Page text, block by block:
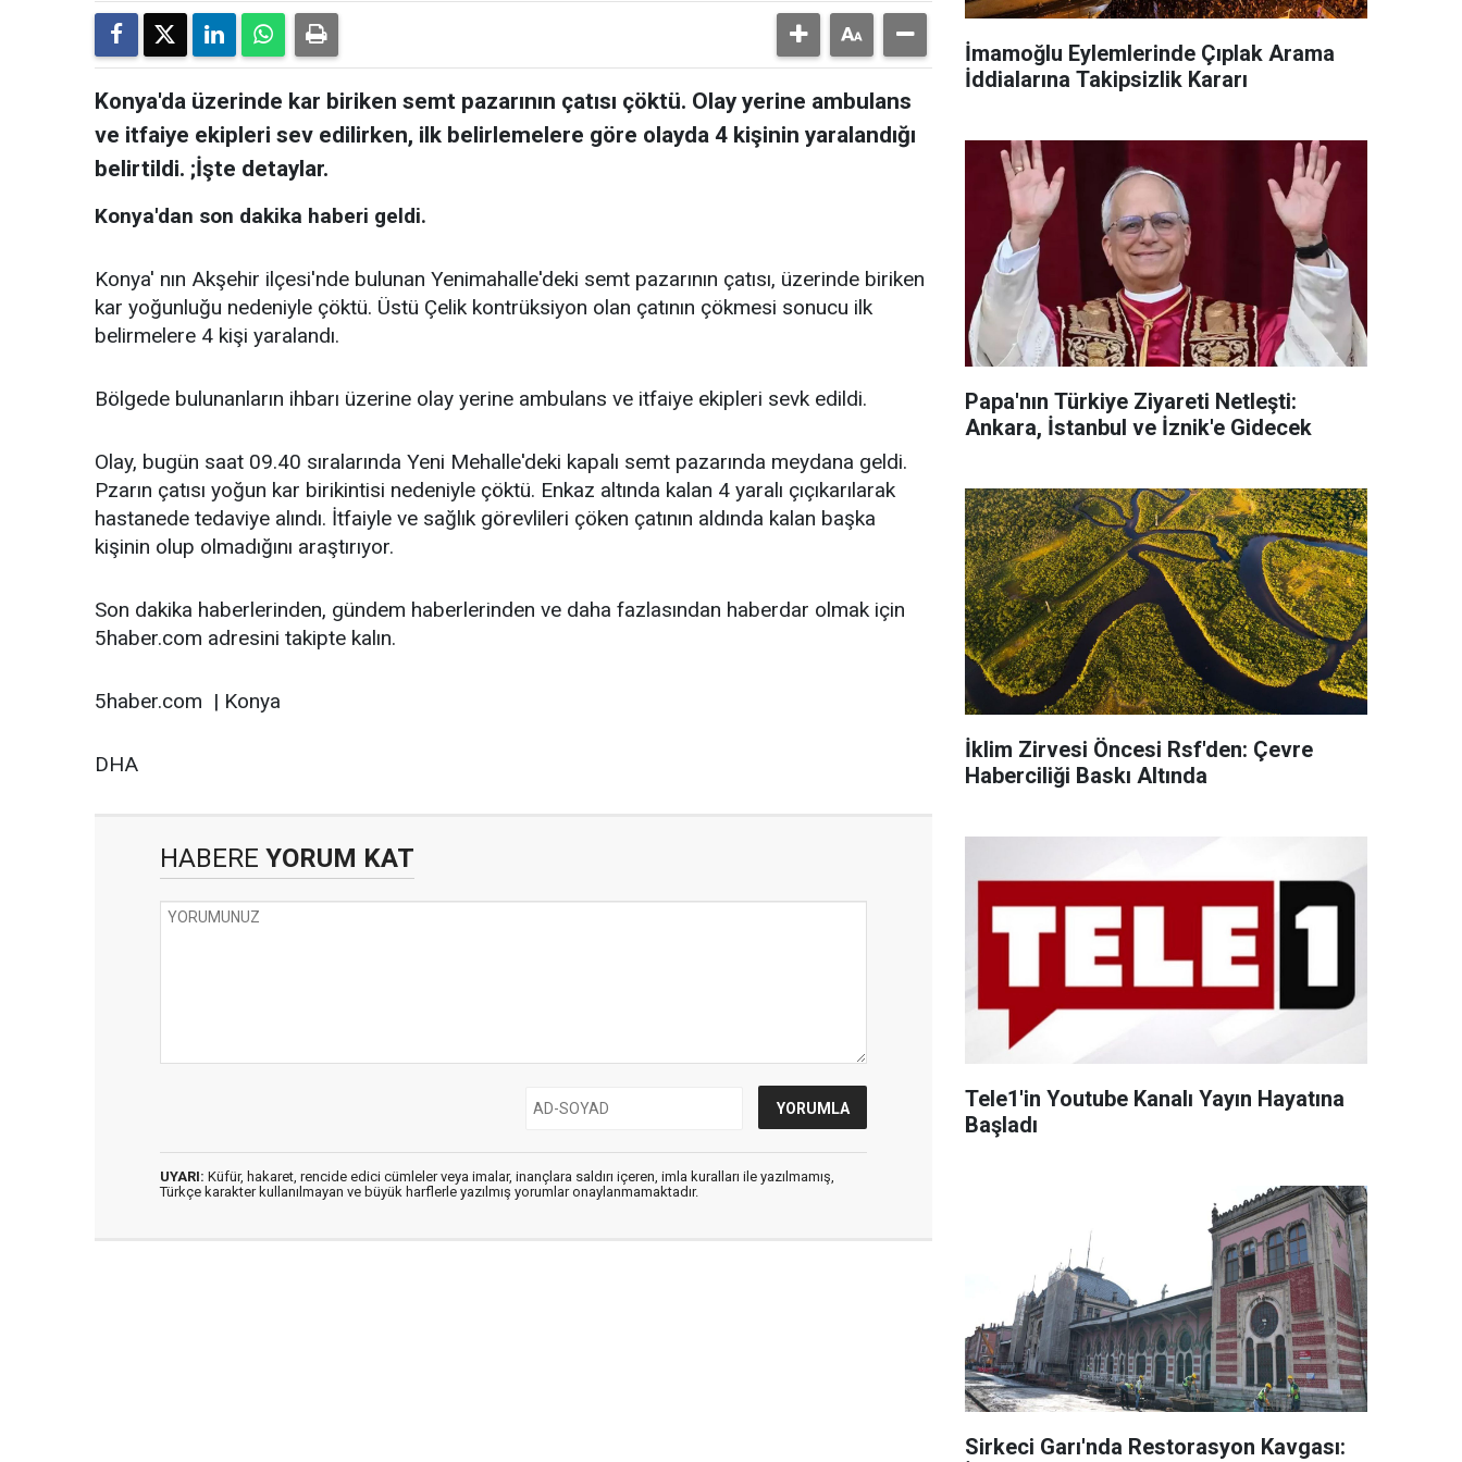
Konya'da üzerinde kar biriken semt pazarının çatısı çöktü. Olay yerine ambulans
ve itfaiye ekipleri sev edilirken, ilk belirlemelere göre olayda 4 kişinin yaralandığı
belirtildi. ;İşte detaylar.
Konya'dan son dakika haberi geldi.
Konya' nın Akşehir ilçesi'nde bulunan Yenimahalle'deki semt pazarının çatısı, üzerinde biriken
kar yoğunluğu nedeniyle çöktü. Üstü Çelik kontrüksiyon olan çatının çökmesi sonucu ilk
belirmelere 4 kişi yaralandı.
Bölgede bulunanların ihbarı üzerine olay yerine ambulans ve itfaiye ekipleri sevk edildi.
Olay, bugün saat 09.40 sıralarında Yeni Mehalle'deki kapalı semt pazarında meydana geldi.
Pzarın çatısı yoğun kar birikintisi nedeniyle çöktü. Enkaz altında kalan 4 yaralı çıçıkarılarak
hastanede tedaviye alındı. İtfaiyle ve sağlık görevlileri çöken çatının aldında kalan başka
kişinin olup olmadığını araştırıyor.
Son dakika haberlerinden, gündem haberlerinden ve daha fazlasından haberdar olmak için
5haber.com adresini takipte kalın.
5haber.com | Konya
DHA
HABERE YORUM KAT
UYARI: Küfür, hakaret, rencide edici cümleler veya imalar, inançlara saldırı içeren, imla kuralları ile yazılmamış,
Türkçe karakter kullanılmayan ve büyük harflerle yazılmış yorumlar onaylanmamaktadır.
İmamoğlu Eylemlerinde Çıplak Arama
İddialarına Takipsizlik Kararı
Papa'nın Türkiye Ziyareti Netleşti:
Ankara, İstanbul ve İznik'e Gidecek
İklim Zirvesi Öncesi Rsf'den: Çevre
Haberciliği Baskı Altında
Tele1'in Youtube Kanalı Yayın Hayatına
Başladı
Sirkeci Garı'nda Restorasyon Kavgası: